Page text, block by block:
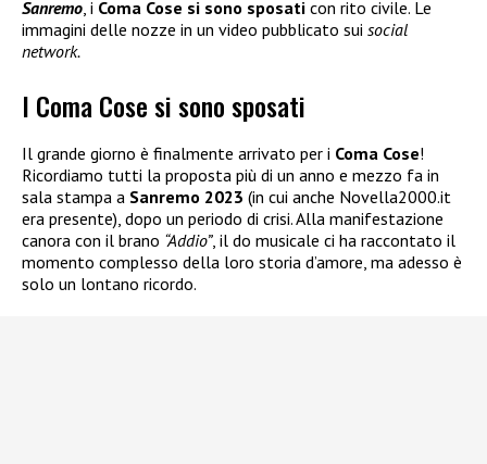
Sanremo, i Coma Cose si sono sposati con rito civile. Le
immagini delle nozze in un video pubblicato sui social
network.
I Coma Cose si sono sposati
Il grande giorno è finalmente arrivato per i Coma Cose!
Ricordiamo tutti la proposta più di un anno e mezzo fa in
sala stampa a Sanremo 2023 (in cui anche Novella2000.it
era presente), dopo un periodo di crisi. Alla manifestazione
canora con il brano “Addio”, il do musicale ci ha raccontato il
momento complesso della loro storia d’amore, ma adesso è
solo un lontano ricordo.